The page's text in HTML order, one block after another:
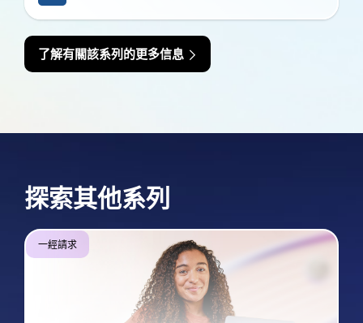
了解有關該系列的更多信息
探索其他系列
一經請求